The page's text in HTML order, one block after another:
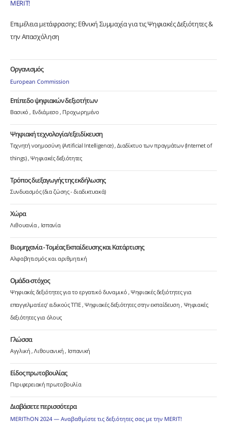
MERIT!
Επιμέλεια μετάφρασης: Εθνική Συμμαχία για τις Ψηφιακές Δεξιότητες &
την Απασχόληση
Οργανισμός
European Commission
Επίπεδο ψηφιακών δεξιοτήτων
Βασικό Ενδιάμεσο Προχωρημένο
Ψηφιακή τεχνολογία/εξειδίκευση
Τεχνητή νοημοσύνη (Artificial Intelligence) Διαδίκτυο των πραγμάτων (Internet of
things) Ψηφιακές δεξιότητες
Τρόπος διεξαγωγής της εκδήλωσης
Συνδυασμός (δια ζώσης - διαδικτυακά)
Χώρα
Λιθουανία Ισπανία
Βιομηχανία - Τομέας Εκπαίδευσης και Κατάρτισης
Αλφαβητισμός και αριθμητική
Ομάδα-στόχος
Ψηφιακές δεξιότητες για το εργατικό δυναμικό Ψηφιακές δεξιότητες για
επαγγελματίες/ ειδικούς ΤΠΕ Ψηφιακές δεξιότητες στην εκπαίδευση Ψηφιακές
δεξιότητες για όλους
Γλώσσα
Αγγλική Λιθουανική Ισπανική
Είδος πρωτοβουλίας
Περιφερειακή πρωτοβουλία
Διαβάσετε περισσότερα
MERIThON 2024 — Αναβαθμίστε τις δεξιότητες σας με την MERIT!